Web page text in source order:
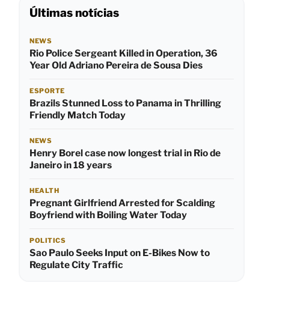
Últimas notícias
NEWS
Rio Police Sergeant Killed in Operation, 36
Year Old Adriano Pereira de Sousa Dies
ESPORTE
Brazils Stunned Loss to Panama in Thrilling
Friendly Match Today
NEWS
Henry Borel case now longest trial in Rio de
Janeiro in 18 years
HEALTH
Pregnant Girlfriend Arrested for Scalding
Boyfriend with Boiling Water Today
POLITICS
Sao Paulo Seeks Input on E-Bikes Now to
Regulate City Traffic